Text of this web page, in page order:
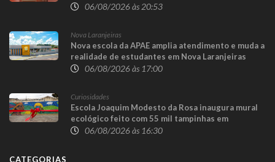
06/08/2026 às 20:53
Nova Laranjeiras
Nova escola da APAE amplia atendimento e muda a
realidade de estudantes em Nova Laranjeiras
06/08/2026 às 17:00
Curiosidades
Escola Joaquim Modesto da Rosa inaugura mural
ecológico feito com 55 mil tampinhas em
Guaraniaçu
06/08/2026 às 16:30
CATEGORIAS